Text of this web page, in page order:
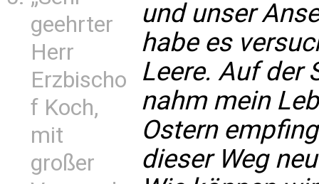
geehrter
Herr
Erzbischo
f Koch,
mit
großer
und unser
habe es
Leere. Auf der
nahm mein
Ostern
dieser Weg